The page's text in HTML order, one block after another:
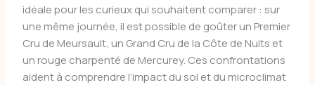
idéale pour les curieux qui souhaitent comparer : sur
une même journée, il est possible de goûter un Premier
Cru de Meursault, un Grand Cru de la Côte de Nuits et
un rouge charpenté de Mercurey. Ces confrontations
aident à comprendre l’impact du sol et du microclimat